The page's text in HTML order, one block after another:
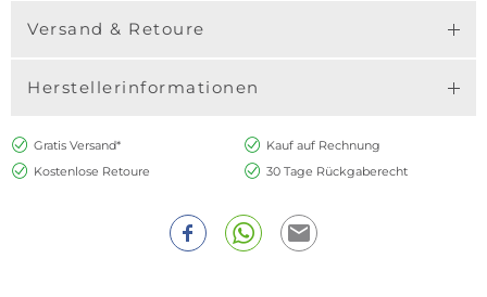
Versand & Retoure
Herstellerinformationen
Gratis Versand*
Kauf auf Rechnung
Kostenlose Retoure
30 Tage Rückgaberecht